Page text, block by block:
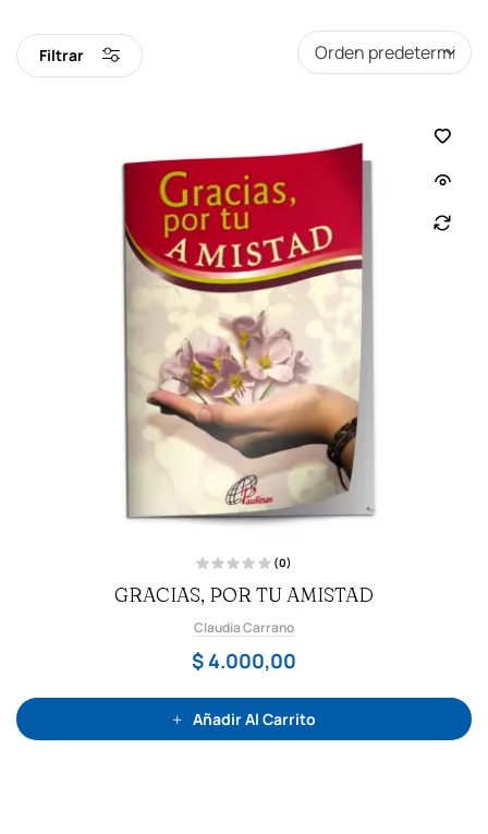
Filtrar
a
l
r
a
d
o
n
0
d
(0)
GRACIAS, POR TU AMISTAD
Claudia Carrano
$4.000,00
Añadir Al Carrito